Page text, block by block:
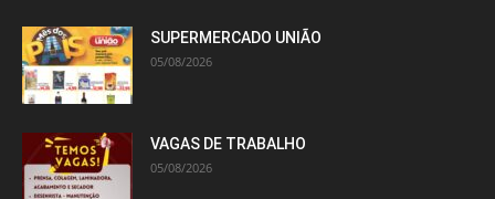
SUPERMERCADO UNIÃO
05/08/2026
VAGAS DE TRABALHO
05/08/2026